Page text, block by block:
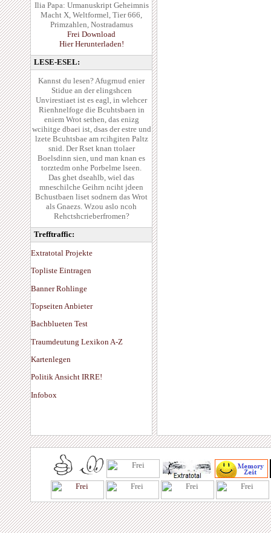
Ilia Papa: Urmanuskript Geheimnis
Macht X, Weltformel, Tier 666,
Primzahlen, Nostradamus
Frei Download
Hier Herunterladen!
LESE-ESEL:
Kannst du lesen? Afugrnud enier
Stidue an der elingshcen
Unvirestiaet ist es eagl, in wlehcer
Rienhnelfoge die Bcuhtsbaen in
eniem Wrot sethen, das enizg
wcihitge dbaei ist, dsas der estre und
lzete Bcuhtsbae am rcihgiten Paltz
snid. Der Rset knan ttolaer
Boelsdinn sien, und man knan es
torztedm onhe Porbelme lseen.
Das ghet dseahlb, wiel das
mneschilche Geihrn nciht jdeen
Bchustbaen liset sodnern das Wrot
als Gnaezs. Wzou aslo ncoh
Rehctshcrieberfromen?
Trefftraffic:
Extratotal Projekte
Topliste Eintragen
Banner Rohlinge
Topseiten Anbieter
Bachblueten Test
Traumdeutung Lexikon A-Z
Kartenlegen
Politik Ansicht IRRE!
Infobox